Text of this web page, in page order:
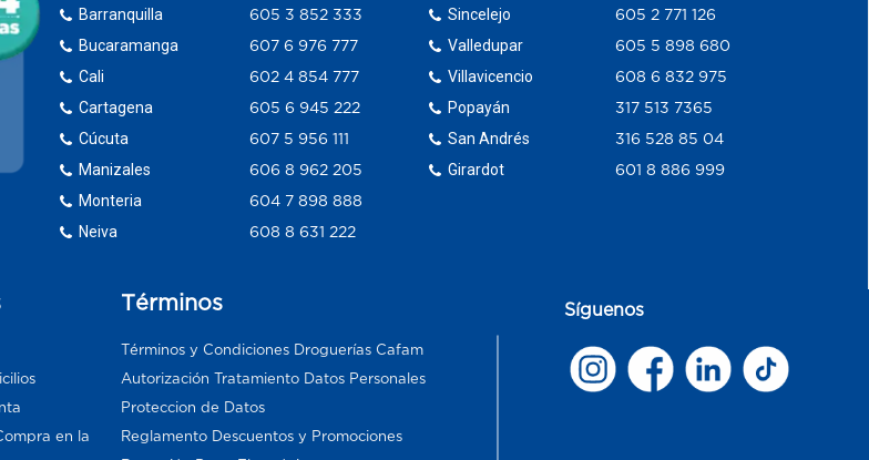
Barranquilla
Bucaramanga
Cali
Cartagena
Cúcuta
Manizales
Monteria
Neiva
605 3 852 333
607 6 976 777
602 4 854 777
605 6 945 222
607 5 956 111
606 8 962 205
604 7 898 888
608 8 631 222
Sincelejo
Valledupar
Villavicencio
Popayán
San Andrés
Girardot
605 2 771 126
605 5 898 680
608 6 832 975
317 513 7365
316 528 85 04
601 8 886 999
en la
Términos
Términos y Condiciones Droguerías Cafam
Autorización Tratamiento Datos Personales
Proteccion de Datos
Reglamento Descuentos y Promociones
Síguenos